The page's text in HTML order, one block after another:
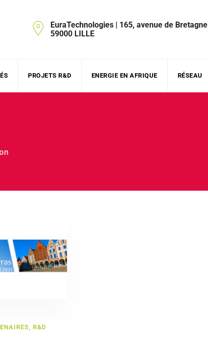
EuraTechnologies | 165, avenue de Bretagne
59000 LILLE
PROJETS R&D ENERGIE EN AFRIQUE RÉSEAU
R&D